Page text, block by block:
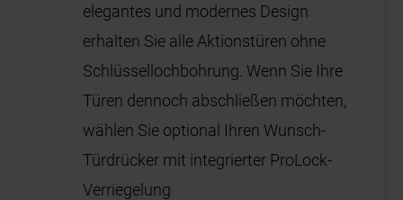
elegantes und modernes Design
erhalten Sie alle Aktionstüren ohne
Schlüssellochbohrung. Wenn Sie Ihre
Türen dennoch abschließen möchten,
wählen Sie optional Ihren Wunsch-
Türdrücker mit integrierter ProLock-
Verriegelung